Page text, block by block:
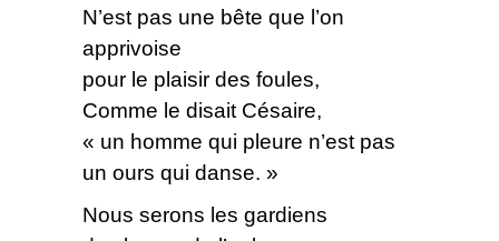
N’est pas une bête que l’on
apprivoise
pour le plaisir des foules,
Comme le disait Césaire,
« un homme qui pleure n’est pas
un ours qui danse. »
Nous serons les gardiens